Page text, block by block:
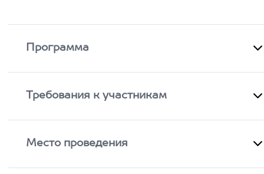
Программа
Требования к участникам
Место проведения